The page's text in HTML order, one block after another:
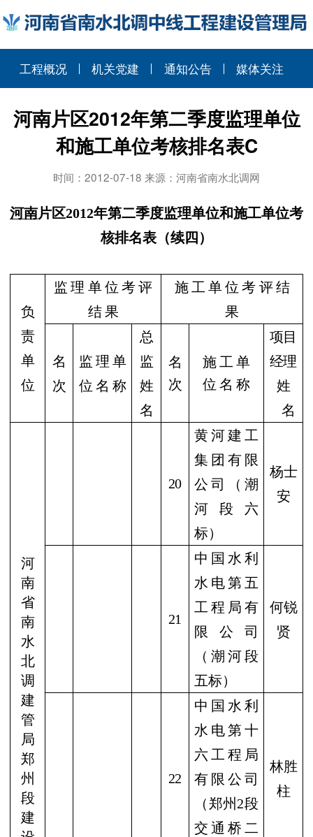
工程概况 机关党建 通知公告 媒体关注
河南片区2012年第二季度监理单位
和施工单位考核排名表C
时间：2012-07-18 来源：河南省南水北调网
河南片区2012年第二季度监理单位和施工单位考
核排名表（续四）
负
责
单
位
监 理 单 位 考 评
结 果
施 工 单 位 考 评 结
果
名
次
监 理 单
位 名 称
总
监
姓
名
名
次
施 工 单
位 名 称
项目
经理
姓
名
河
南
省
南
水
北
调
建
管
局
郑
州
段
建
20
黄河建工
集团有限
公司（潮
河段六
标）
杨士
安
21
中国水利
水电第五
工程局有
限公司
（潮河段
五标）
何锐
贤
22
中国水利
水电第十
六工程局
有限公司
（郑州 2段
交通桥二
林胜
柱